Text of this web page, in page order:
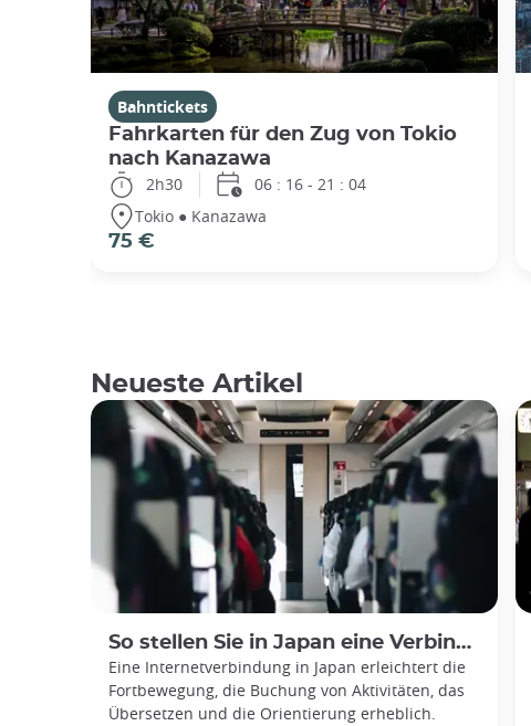
Bahntickets
Fahrkarten für den Zug von Tokio
nach Kanazawa
2h30
06 : 16 - 21 : 04
Tokio ● Kanazawa
75 €
Neueste Artikel
So stellen Sie in Japan eine Verbindung zum WLAN und zum Internet her
Eine Internetverbindung in Japan erleichtert die
Fortbewegung, die Buchung von Aktivitäten, das
Übersetzen und die Orientierung erheblich.